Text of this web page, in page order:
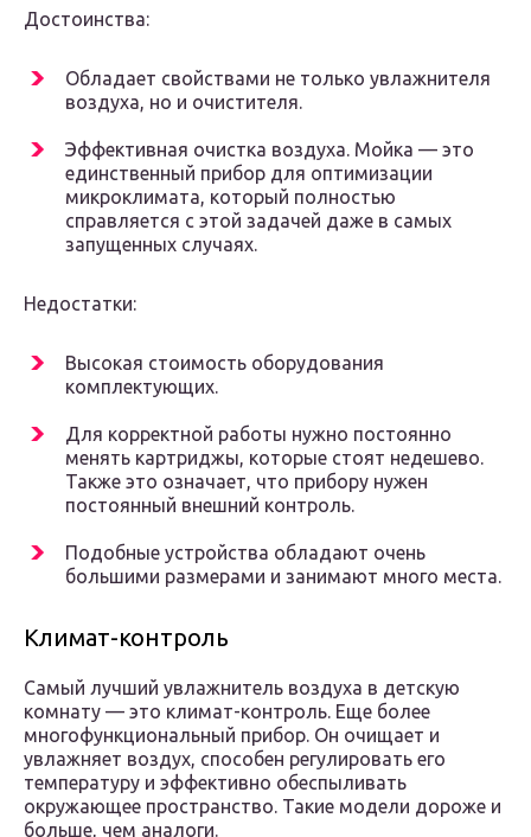
Достоинства:
Обладает свойствами не только увлажнителя
воздуха, но и очистителя.
Эффективная очистка воздуха. Мойка — это
единственный прибор для оптимизации
микроклимата, который полностью
справляется с этой задачей даже в самых
запущенных случаях.
Недостатки:
Высокая стоимость оборудования
комплектующих.
Для корректной работы нужно постоянно
менять картриджы, которые стоят недешево.
Также это означает, что прибору нужен
постоянный внешний контроль.
Подобные устройства обладают очень
большими размерами и занимают много места.
Климат-контроль
Самый лучший увлажнитель воздуха в детскую
комнату — это климат-контроль. Еще более
многофункциональный прибор. Он очищает и
увлажняет воздух, способен регулировать его
температуру и эффективно обеспыливать
окружающее пространство. Такие модели дороже и
больше, чем аналоги.